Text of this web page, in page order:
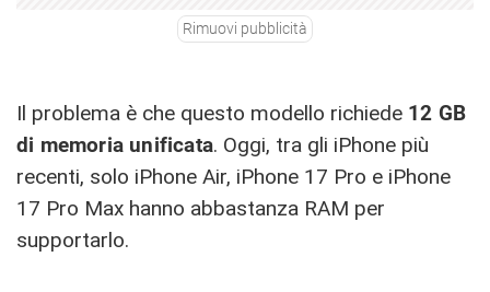
Rimuovi pubblicità
Il problema è che questo modello richiede 12 GB
di memoria unificata. Oggi, tra gli iPhone più
recenti, solo iPhone Air, iPhone 17 Pro e iPhone
17 Pro Max hanno abbastanza RAM per
supportarlo.